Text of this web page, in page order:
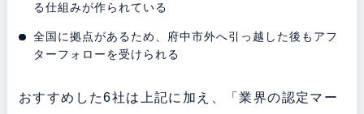
る仕組みが作られている
全国に拠点があるため、府中市外へ引っ越した後もアフ
ターフォローを受けられる
おすすめした6社は上記に加え、「業界の認定マー